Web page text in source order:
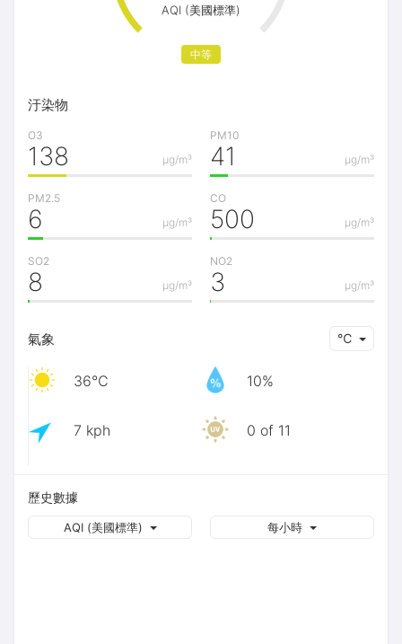
AQI (美國標準)
中等
汙染物
O3
μg/m³
138
PM10
μg/m³
41
PM2.5
μg/m³
6
CO
μg/m³
500
SO2
μg/m³
8
NO2
μg/m³
3
氣象 ℃
36℃ 10%
7 kph 0 of 11
歷史數據
每小時
AQI (美國標準)